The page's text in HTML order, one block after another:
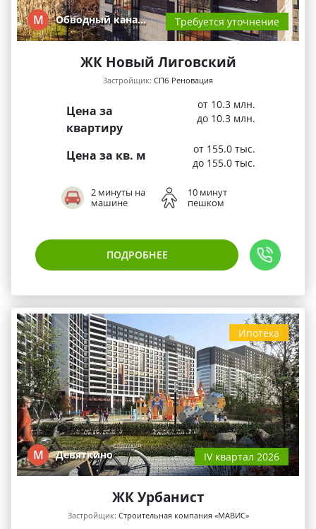
М Обводный кана… Требуется уточнение
ЖК Новый Лиговский
Застройщик: СПб Реновация
Цена за
квартиру
от 10.3 млн.
до 10.3 млн.
Цена за кв. м
от 155.0 тыс.
до 155.0 тыс.
2 минуты на
машине
10 минут
пешком
ПОДРОБНЕЕ
Ипотека
М Девяткино IV квартал 2026
ЖК Урбанист
Застройщик: Строительная компания «МАВИС»